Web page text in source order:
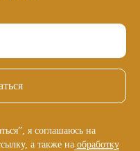
я соглашаюсь на
а также на обработку